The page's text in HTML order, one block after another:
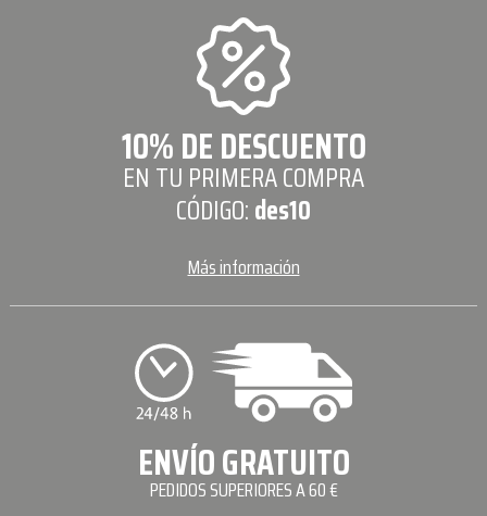
10% DE DESCUENTO
EN TU PRIMERA COMPRA
CÓDIGO:des10
Más información
ENVÍO GRATUITO
PEDIDOS SUPERIORES A 60 €